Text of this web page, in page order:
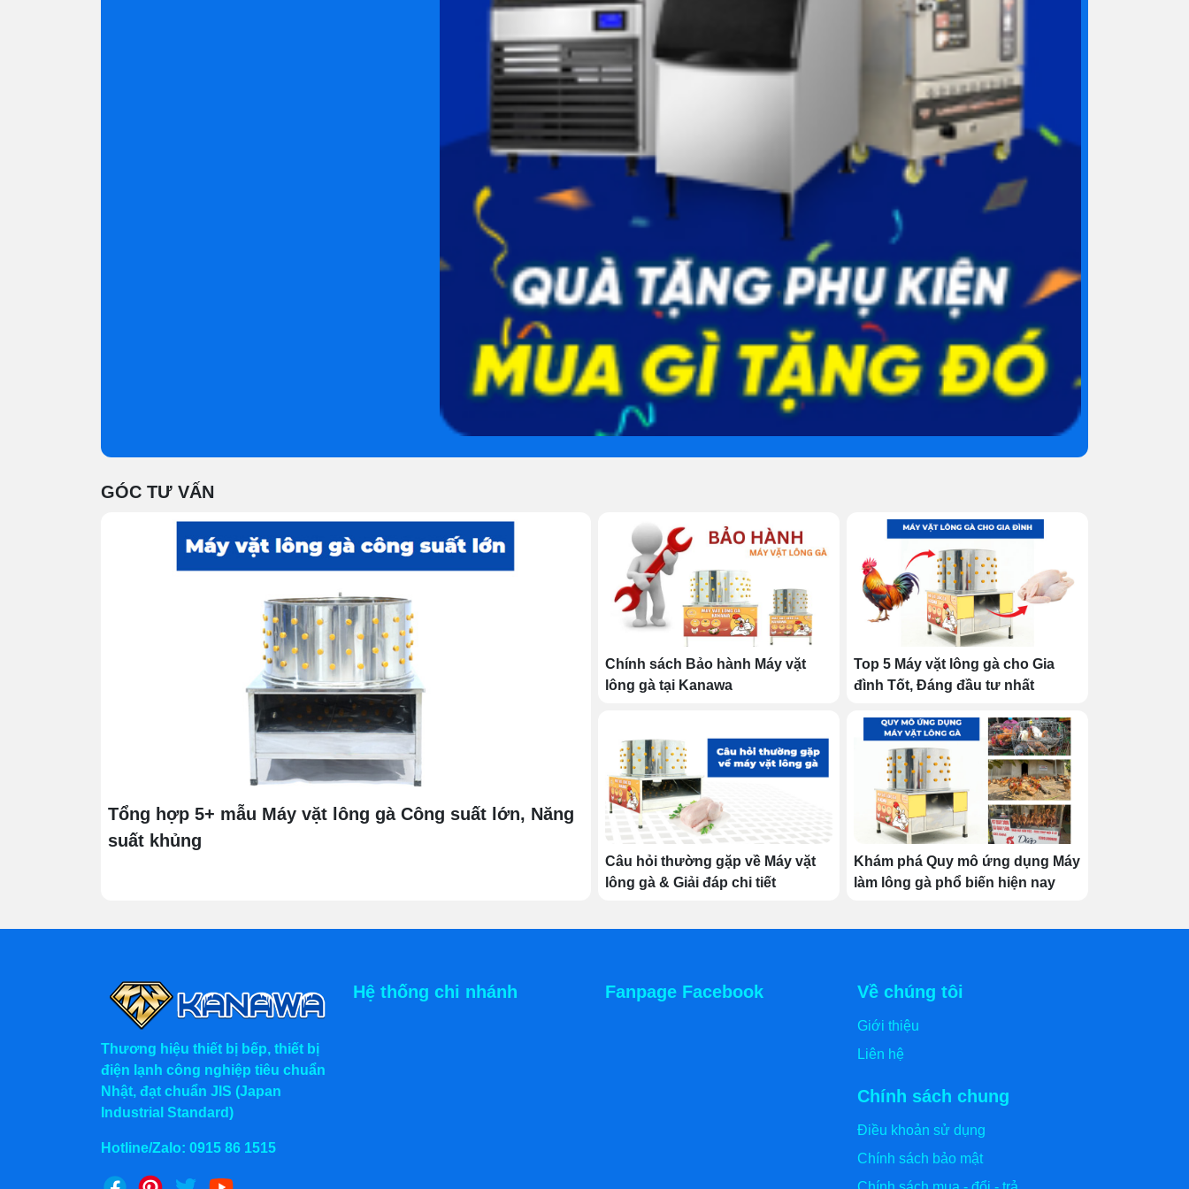
GÓC TƯ VẤN
Tổng hợp 5+ mẫu Máy vặt lông gà Công suất lớn, Năng
suất khủng
Chính sách Bảo hành Máy vặt
lông gà tại Kanawa
Top 5 Máy vặt lông gà cho Gia
đình Tốt, Đáng đầu tư nhất
Câu hỏi thường gặp về Máy vặt
lông gà & Giải đáp chi tiết
Khám phá Quy mô ứng dụng Máy
làm lông gà phổ biến hiện nay
Thương hiệu thiết bị bếp, thiết bị
điện lạnh công nghiệp tiêu chuẩn
Nhật, đạt chuẩn JIS (Japan
Industrial Standard)
Hotline/Zalo: 0915 86 1515
Hệ thống chi nhánh Fanpage Facebook Về chúng tôi
Giới thiệu
Liên hệ
Chính sách chung
Điều khoản sử dụng
Chính sách bảo mật